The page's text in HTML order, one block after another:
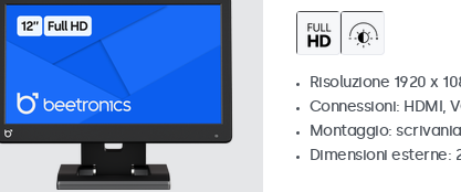
Risoluzione 1920 x
Connessioni: HDMI,
Montaggio:
Dimensioni esterne: